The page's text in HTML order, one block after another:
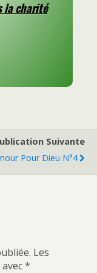
la charité
Suivante
Pour Dieu N°4
Les
*